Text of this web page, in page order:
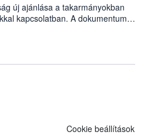
új ajánlása a takarmányokban
kapcsolatban. A dokumentum
írja elő, és a jelenleg
lép.
Cookie beállítások